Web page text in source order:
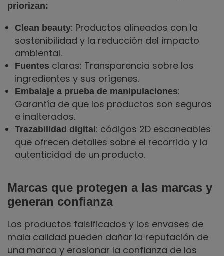
priorizan:
Clean beauty: Productos alineados con la
sostenibilidad y la reducción del impacto
ambiental.
Fuentes claras: Transparencia sobre los
ingredientes y sus orígenes.
Embalaje a prueba de manipulaciones:
Garantía de que los productos son seguros
e inalterados.
Trazabilidad digital : códigos 2D escaneables
que ofrecen detalles sobre el recorrido y la
autenticidad de un producto.
Marcas que protegen a las marcas y
generan confianza
Los productos falsificados y los envases de
mala calidad pueden dañar la reputación de
una marca y erosionar la confianza de los